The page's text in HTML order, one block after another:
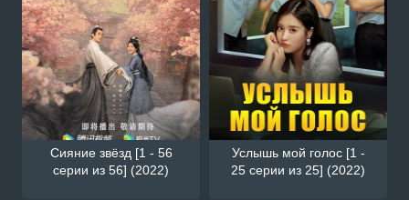
Сияние звёзд [1 - 56
серии из 56] (2022)
Услышь мой голос [1 -
25 серии из 25] (2022)